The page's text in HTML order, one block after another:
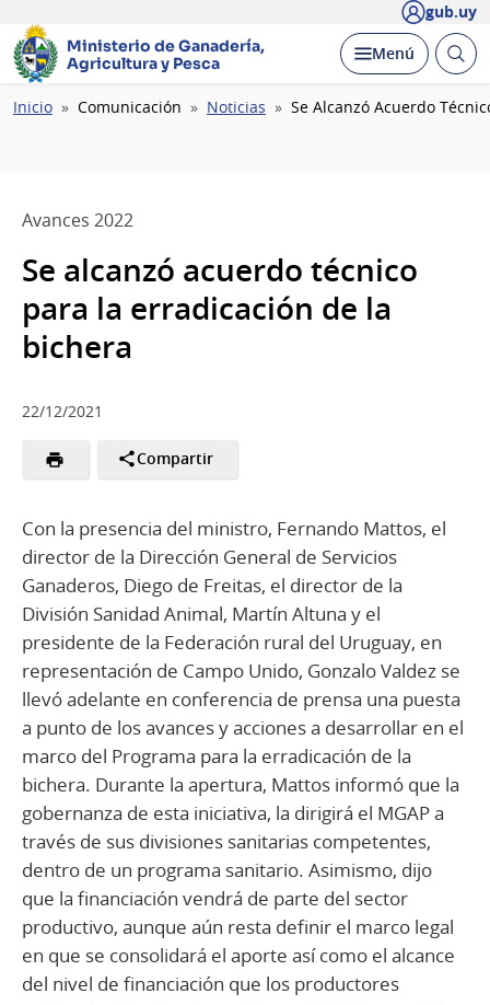
gub.uy
Ministerio de Ganadería,
Agricultura y Pesca
Desplegar
Menú Abrir
Ruta
Inicio Comunicación Noticias Se Alcanzó Acuerdo
Avances 2022
Se alcanzó acuerdo técnico
para la erradicación de la
bichera
22/12/2021
Compartir
Con la presencia del ministro, Fernando Mattos, el
director de la Dirección General de Servicios
Ganaderos, Diego de Freitas, el director de la
División Sanidad Animal, Martín Altuna y el
presidente de la Federación rural del Uruguay, en
representación de Campo Unido, Gonzalo Valdez se
llevó adelante en conferencia de prensa una puesta
a punto de los avances y acciones a desarrollar en el
marco del Programa para la erradicación de la
bichera. Durante la apertura, Mattos informó que la
gobernanza de esta iniciativa, la dirigirá el MGAP a
través de sus divisiones sanitarias competentes,
dentro de un programa sanitario. Asimismo, dijo
que la financiación vendrá de parte del sector
productivo, aunque aún resta definir el marco legal
en que se consolidará el aporte así como el alcance
del nivel de financiación que los productores